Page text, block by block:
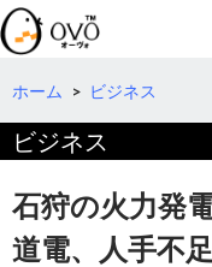
検
索
コ
テ
へ
移
動
ホーム > ビジネス
ビジネス
石狩の火力発
道電、人手不